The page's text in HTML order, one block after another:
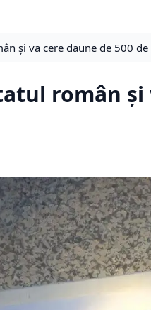
și va cere daune de 500
român și